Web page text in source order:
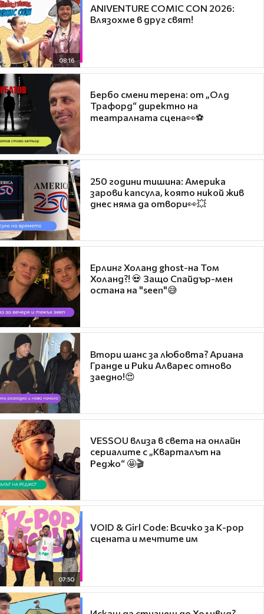
08:16
ANIVENTURE COMIC CON 2026:
Влязохме в друг свят!
Бербо смени терена: от „Олд
Трафорд“ директно на
театралната сцена👀⚽
250 години тишина: Америка
зарови капсула, която никой жив
днес няма да отвори👀💥
Ерлинг Холанд ghost-на Том
Холанд?! 💀 Защо Спайдър-мен
остана на "seen"😅
Втори шанс за любовта? Ариана
Гранде и Рики Алварес отново
заедно!😍
VESSOU влиза в света на онлайн
сериалите с „Кварталът на
Реджо“ 🤩🎬
07:50
VOID & Girl Code: Всичко за K-pop
сцената и мечтите им